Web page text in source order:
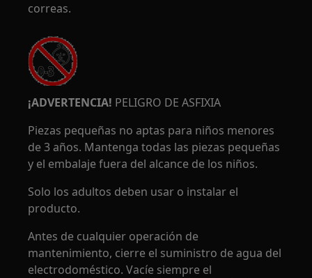
correas.
¡ADVERTENCIA! PELIGRO DE ASFIXIA
Piezas pequeñas no aptas para niños menores
de 3 años. Mantenga todas las piezas pequeñas
y el embalaje fuera del alcance de los niños.
Solo los adultos deben usar o instalar el
producto.
Antes de cualquier operación de
mantenimiento, cierre el suministro de agua del
electrodoméstico. Vacíe siempre el